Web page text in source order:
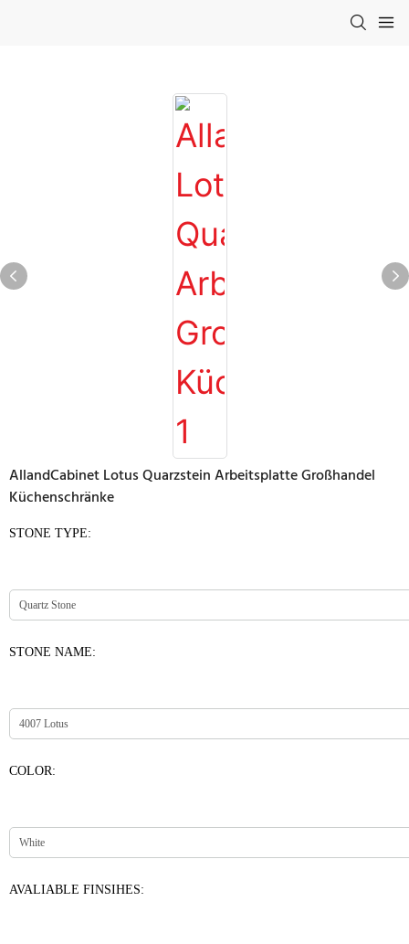
AllandCabinet Lotus Quarzstein Arbeitsplatte Großhandel
Küchenschränke
STONE TYPE:
STONE NAME:
COLOR:
AVALIABLE FINSIHES: